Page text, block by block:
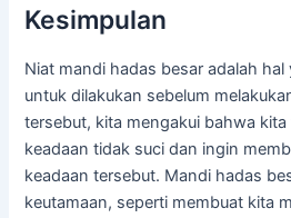
Kesimpulan
Niat mandi hadas besar adalah
untuk dilakukan sebelum
tersebut, kita mengakui bahwa kita
keadaan tidak suci dan ingin
keadaan tersebut. Mandi hadas
keutamaan, seperti membuat kita